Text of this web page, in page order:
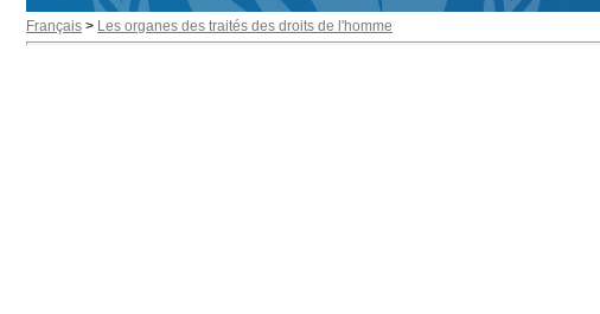
Français > Les organes des traités des droits de l'homme